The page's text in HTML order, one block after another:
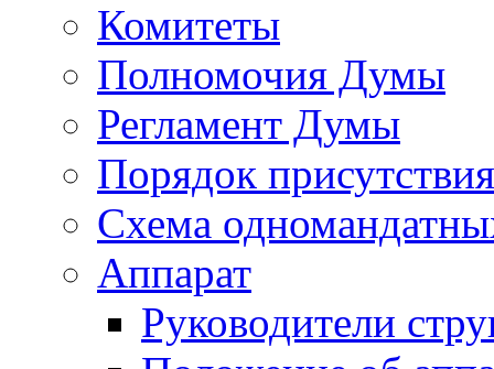
Комитеты
Полномочия Думы
Регламент Думы
Порядок
Схема
Аппарат
Руководители